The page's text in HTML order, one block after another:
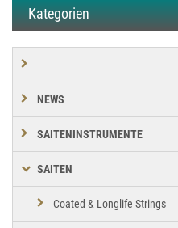
Kategorien
NEWS
SAITENINSTRUMENTE
SAITEN
Coated & Longlife Strings